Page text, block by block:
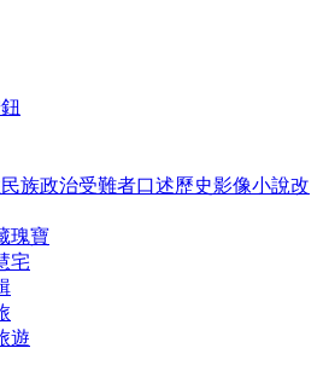
族政治受難者口述歷史影像小說改
瑰寶
宅
遊